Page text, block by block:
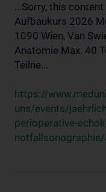
...Sorry, this
Aufbaukurs 2026
1090 Wien, Van
Anatomie Max. 40
Teilne...
https://
uns/events/
perioperative-